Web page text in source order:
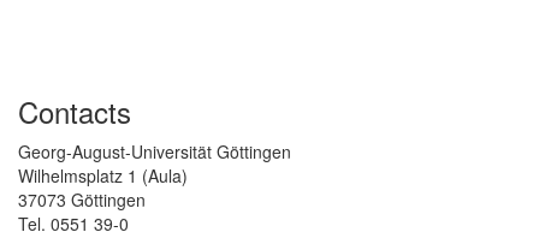
Contacts
Georg-August-Universität Göttingen
Wilhelmsplatz 1 (Aula)
37073 Göttingen
Tel. 0551 39-0